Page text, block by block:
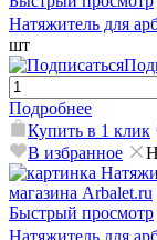
Натяжитель для
шт
Подробнее
Купить в 1 клик
В избранное
Быстрый просмотр
Натяжитель для